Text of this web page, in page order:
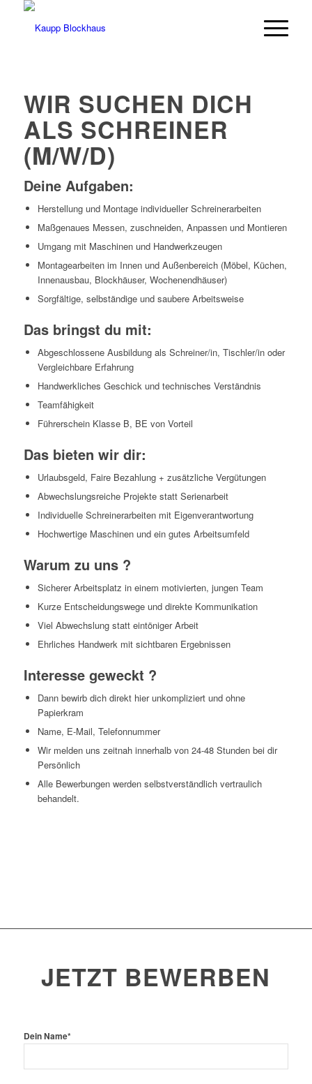
WIR SUCHEN DICH
ALS SCHREINER
(M/W/D)
Deine Aufgaben:
Herstellung und Montage individueller Schreinerarbeiten
Maßgenaues Messen, zuschneiden, Anpassen und Montieren
Umgang mit Maschinen und Handwerkzeugen
Montagearbeiten im Innen und Außenbereich (Möbel, Küchen,
Innenausbau, Blockhäuser, Wochenendhäuser)
Sorgfältige, selbständige und saubere Arbeitsweise
Das bringst du mit:
Abgeschlossene Ausbildung als Schreiner/in, Tischler/in oder
Vergleichbare Erfahrung
Handwerkliches Geschick und technisches Verständnis
Teamfähigkeit
Führerschein Klasse B, BE von Vorteil
Das bieten wir dir:
Urlaubsgeld, Faire Bezahlung + zusätzliche Vergütungen
Abwechslungsreiche Projekte statt Serienarbeit
Individuelle Schreinerarbeiten mit Eigenverantwortung
Hochwertige Maschinen und ein gutes Arbeitsumfeld
Warum zu uns ?
Sicherer Arbeitsplatz in einem motivierten, jungen Team
Kurze Entscheidungswege und direkte Kommunikation
Viel Abwechslung statt eintöniger Arbeit
Ehrliches Handwerk mit sichtbaren Ergebnissen
Interesse geweckt ?
Dann bewirb dich direkt hier unkompliziert und ohne
Papierkram
Name, E-Mail, Telefonnummer
Wir melden uns zeitnah innerhalb von 24-48 Stunden bei dir
Persönlich
Alle Bewerbungen werden selbstverständlich vertraulich
behandelt.
JETZT BEWERBEN
Dein Name*